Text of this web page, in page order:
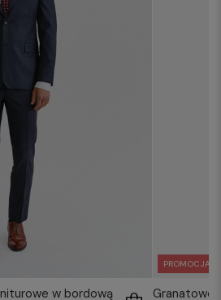
w bordową
PROMOCJA
Granatowe